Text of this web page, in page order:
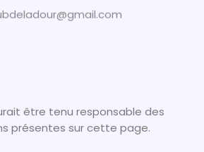
être tenu responsable des
présentes sur cette page.